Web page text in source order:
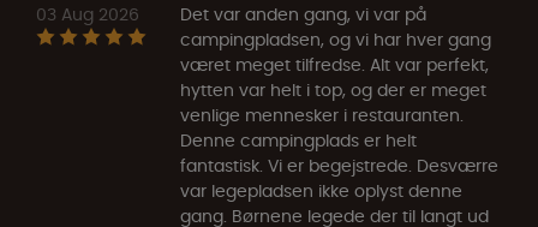
03 Aug 2026
Det var anden gang, vi var på
campingpladsen, og vi har hver gang
været meget tilfredse. Alt var perfekt,
hytten var helt i top, og der er meget
venlige mennesker i restauranten.
Denne campingplads er helt
fantastisk. Vi er begejstrede. Desværre
var legepladsen ikke oplyst denne
gang. Børnene legede der til langt ud